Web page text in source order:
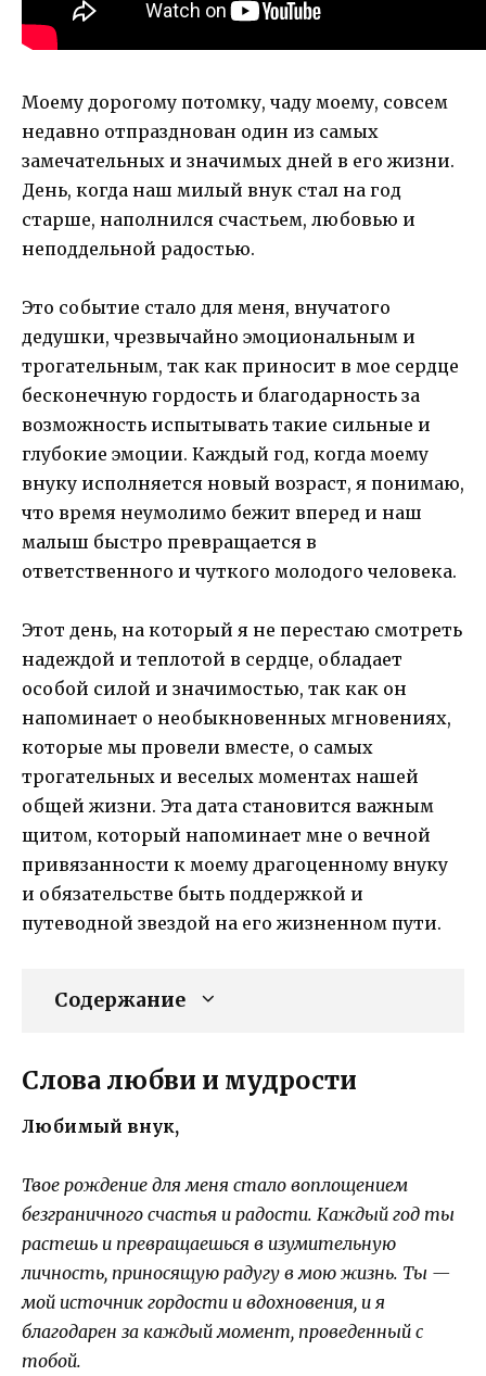
Моему дорогому потомку, чаду моему, совсем
недавно отпразднован один из самых
замечательных и значимых дней в его жизни.
День, когда наш милый внук стал на год
старше, наполнился счастьем, любовью и
неподдельной радостью.
Это событие стало для меня, внучатого
дедушки, чрезвычайно эмоциональным и
трогательным, так как приносит в мое сердце
бесконечную гордость и благодарность за
возможность испытывать такие сильные и
глубокие эмоции. Каждый год, когда моему
внуку исполняется новый возраст, я понимаю,
что время неумолимо бежит вперед и наш
малыш быстро превращается в
ответственного и чуткого молодого человека.
Этот день, на который я не перестаю смотреть
надеждой и теплотой в сердце, обладает
особой силой и значимостью, так как он
напоминает о необыкновенных мгновениях,
которые мы провели вместе, о самых
трогательных и веселых моментах нашей
общей жизни. Эта дата становится важным
щитом, который напоминает мне о вечной
привязанности к моему драгоценному внуку
и обязательстве быть поддержкой и
путеводной звездой на его жизненном пути.
Содержание
Слова любви и мудрости
Любимый внук,
Твое рождение для меня стало воплощением
безграничного счастья и радости. Каждый год ты
растешь и превращаешься в изумительную
личность, приносящую радугу в мою жизнь. Ты —
мой источник гордости и вдохновения, и я
благодарен за каждый момент, проведенный с
тобой.